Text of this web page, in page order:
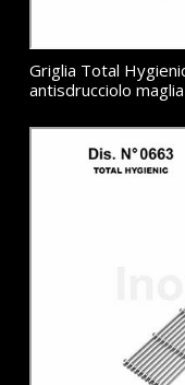
Griglia Total
antisdrucciolo